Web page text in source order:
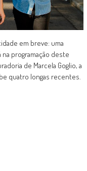
em breve: uma
programação deste
de Marcela Goglio, a
quatro longas recentes.